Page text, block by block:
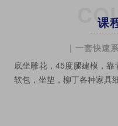
课
| 一套快速
底坐雕花，45度腿建模，
软包，坐垫，柳丁各种家具